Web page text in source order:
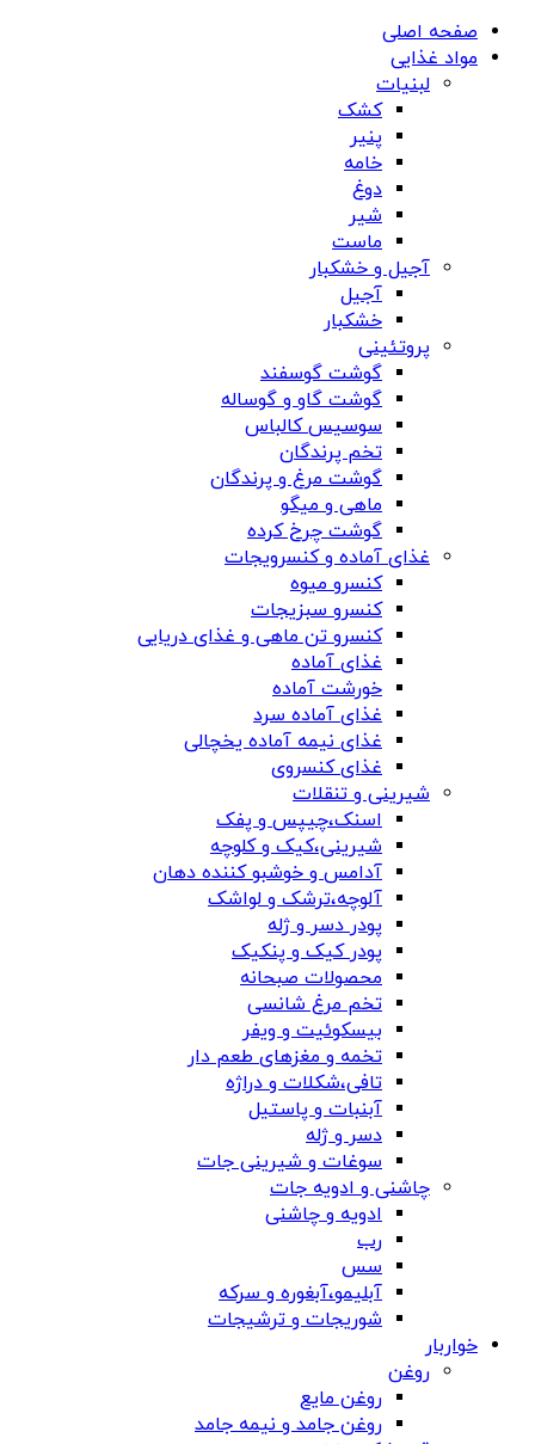
صفحه اصلی
مواد غذایی
لبنیات
کشک
پنیر
خامه
دوغ
شیر
ماست
آجیل و خشکبار
آجیل
خشکبار
پروتئینی
گوشت گوسفند
گوشت گاو و گوساله
سوسیس کالباس
تخم پرندگان
گوشت مرغ و پرندگان
ماهی و میگو
گوشت چرخ کرده
غذای آماده و کنسرویجات
کنسرو میوه
کنسرو سبزیجات
کنسرو تن ماهی و غذای دریایی
غذای آماده
خورشت آماده
غذای آماده سرد
غذای نیمه آماده یخچالی
غذای کنسروی
شیرینی و تنقلات
اسنک،چیپس و پفک
شیرینی،کیک و کلوچه
آدامس و خوشبو کننده دهان
آلوچه،ترشک و لواشک
پودر دسر و ژله
پودر کیک و پنکیک
محصولات صبحانه
تخم مرغ شانسی
بیسکوئیت و ویفر
تخمه و مغزهای طعم دار
تافی،شکلات و دراژه
آبنبات و پاستیل
دسر و ژله
سوغات و شیرینی جات
چاشنی و ادویه جات
ادویه و چاشنی
رب
سس
آبلیمو،آبغوره و سرکه
شوریجات و ترشیجات
خواربار
روغن
روغن مایع
روغن جامد و نیمه جامد